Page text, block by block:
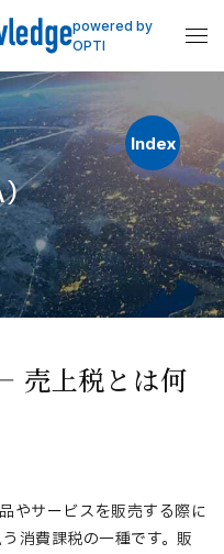
powered by
OPTI
売上税とは何
やサービスを販売する際に
消費課税の一種です。販
Index